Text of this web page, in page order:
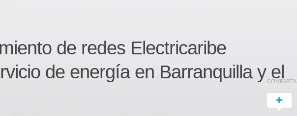
de redes Electricaribe
de energía en Barranquilla y elCOMPARTA